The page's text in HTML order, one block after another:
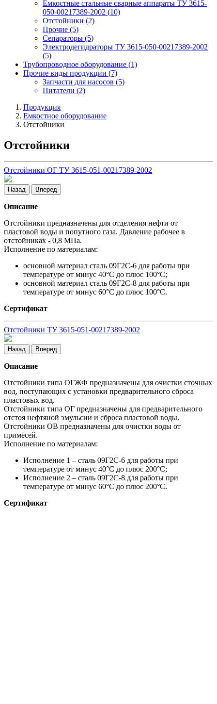
Емкостные стальные сварные аппараты ТУ 3615-
050-00217389-2002 (10)
Отстойники (2)
Прочие (5)
Сепараторы (5)
Электродегидраторы ТУ 3615-050-00217389-2002
(5)
Трубопроводное оборудование (1)
Прочие виды продукции (7)
Запчасти для насосов (5)
Питатели (2)
Продукция
Емкостное оборудование
Отстойники
Отстойники
Отстойники ОГ ТУ 3615-051-00217389-2002
Назад Вперед
Описание
Отстойники предназначены для отделения нефти от
пластовой воды и попутного газа. Давление рабочее в
отстойниках - 0,8 МПа.
Исполнение по материалам:
основной материал сталь 09Г2С-6 для работы при
температуре от минус 40°С до плюс 100°С;
основной материал сталь 09Г2С-8 для работы при
температуре от минус 60°С до плюс 100°С.
Сертификат
Отстойники ТУ 3615-051-00217389-2002
Назад Вперед
Описание
Отстойники типа ОГЖФ предназначены для очистки сточных
вод, поступающих с установки предварительного сброса
пластовых вод.
Отстойники типа ОГ предназначены для предварительного
отстоя нефтяной эмульсии и сброса пластовой воды.
Отстойники ОВ предназначены для очистки воды от
примесей.
Исполнение по материалам:
Исполнение 1 – сталь 09Г2С-6 для работы при
температуре от минус 40°С до плюс 200°С;
Исполнение 2 – сталь 09Г2С-8 для работы при
температуре от минус 60°С до плюс 200°С.
Сертификат